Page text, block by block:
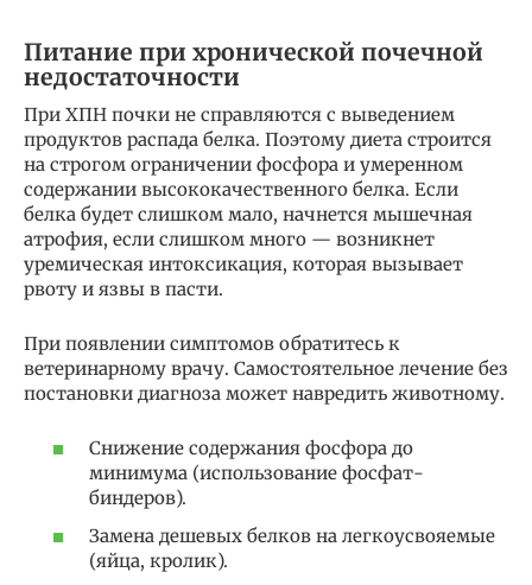
Питание при хронической почечной
недостаточности
При ХПН почки не справляются с выведением
продуктов распада белка. Поэтому диета строится
на строгом ограничении фосфора и умеренном
содержании высококачественного белка. Если
белка будет слишком мало, начнется мышечная
атрофия, если слишком много — возникнет
уремическая интоксикация, которая вызывает
рвоту и язвы в пасти.
При появлении симптомов обратитесь к
ветеринарному врачу. Самостоятельное лечение без
постановки диагноза может навредить животному.
Снижение содержания фосфора до
минимума (использование фосфат-
биндеров).
Замена дешевых белков на легкоусвояемые
(яйца, кролик).